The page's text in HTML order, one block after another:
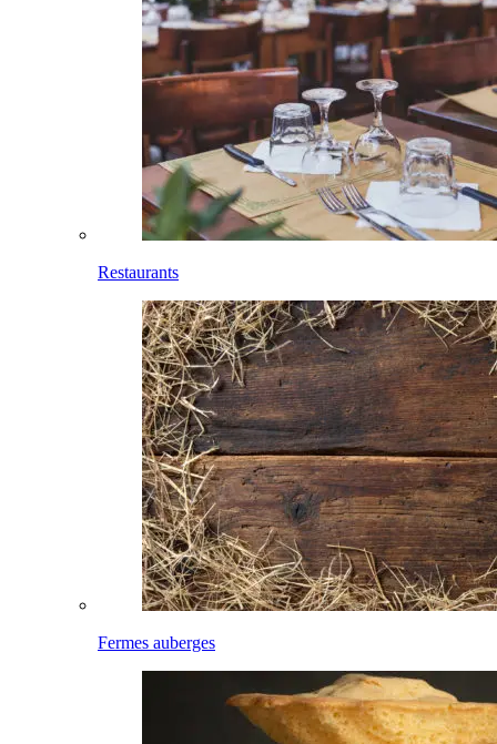
Restaurants
Fermes auberges